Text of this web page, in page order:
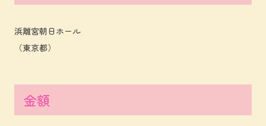
浜離宮朝日ホール
（東京都）
金額